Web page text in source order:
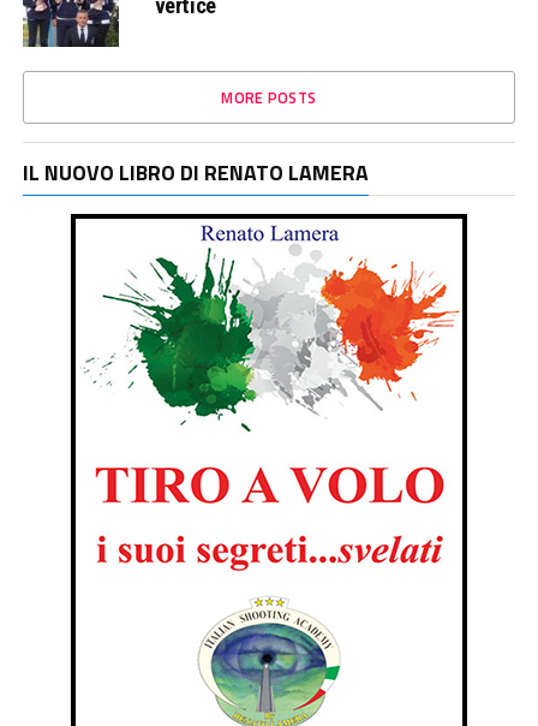
vertice
MORE POSTS
IL NUOVO LIBRO DI RENATO LAMERA